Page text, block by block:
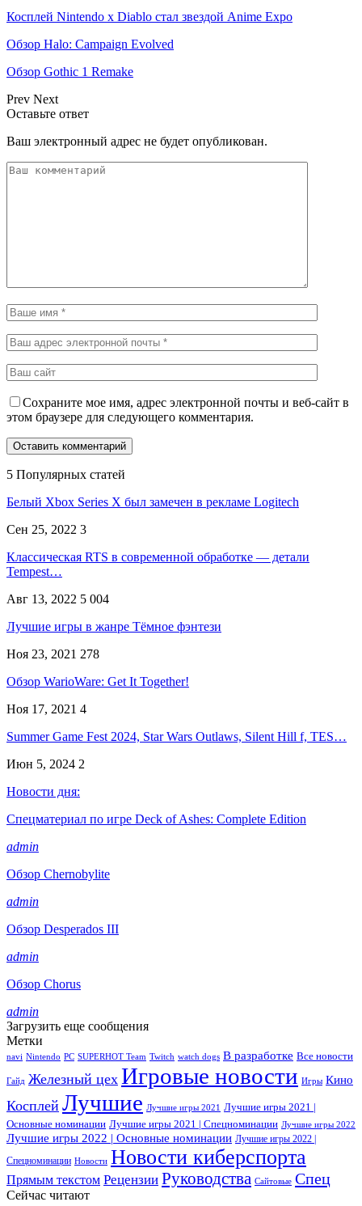
Косплей Nintendo x Diablo стал звездой Anime Expo
Обзор Halo: Campaign Evolved
Обзор Gothic 1 Remake
Prev Next
Оставьте ответ
Ваш электронный адрес не будет опубликован.
Сохраните мое имя, адрес электронной почты и веб-сайт в
этом браузере для следующего комментария.
5 Популярных статей
Белый Xbox Series X был замечен в рекламе Logitech
Сен 25, 2022 3
Классическая RTS в современной обработке — детали
Tempest…
Авг 13, 2022 5 004
Лучшие игры в жанре Тёмное фэнтези
Ноя 23, 2021 278
Обзор WarioWare: Get It Together!
Ноя 17, 2021 4
Summer Game Fest 2024, Star Wars Outlaws, Silent Hill f, TES…
Июн 5, 2024 2
Новости дня:
Спецматериал по игре Deck of Ashes: Complete Edition
admin
Обзор Chernobylite
admin
Обзор Desperados III
admin
Обзор Chorus
admin
Загрузить еще сообщения
Метки
navi Nintendo PC SUPERHOT Team Twitch watch dogs В разработке Все новости
Гайд Железный цех Игровые новости Игры Кино
Косплей Лучшие Лучшие игры 2021 Лучшие игры 2021 |
Основные номинации Лучшие игры 2021 | Спецноминации Лучшие игры 2022
Лучшие игры 2022 | Основные номинации Лучшие игры 2022 |
Спецноминации Новости Новости киберспорта
Прямым текстом Рецензии Руководства Сайтовые Спец
Сейчас читают